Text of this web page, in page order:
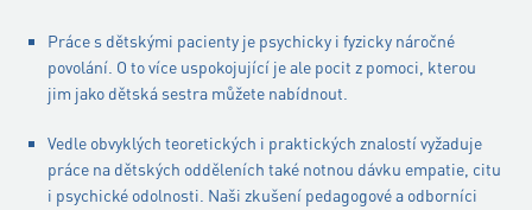
Práce s dětskými pacienty je psychicky i fyzicky náročné
povolání. O to více uspokojující je ale pocit z pomoci, kterou
jim jako dětská sestra můžete nabídnout.
Vedle obvyklých teoretických i praktických znalostí vyžaduje
práce na dětských odděleních také notnou dávku empatie, citu
i psychické odolnosti. Naši zkušení pedagogové a odborníci